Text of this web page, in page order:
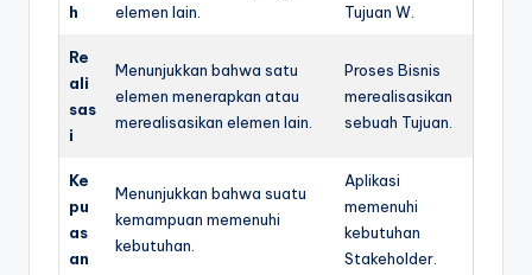
h
elemen lain.
Tujuan W.
Re
ali
sas
i
Menunjukkan bahwa satu
elemen menerapkan atau
merealisasikan elemen lain.
Proses Bisnis
merealisasikan
sebuah Tujuan.
Ke
pu
as
an
Menunjukkan bahwa suatu
kemampuan memenuhi
kebutuhan.
Aplikasi
memenuhi
kebutuhan
Stakeholder.